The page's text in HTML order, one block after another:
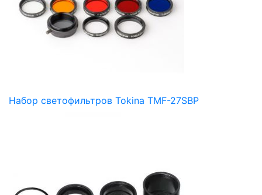
Набор светофильтров Tokina TMF-27SBP